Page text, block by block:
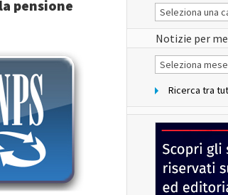
pensione Le
Notizie
del
sito
Notizie per
Notizie
per
Ricerca tra